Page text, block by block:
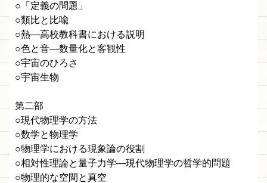
○「定義の問題」
○類比と比喩
○熱—高校教科書における説明
○色と音—数量化と客観性
○宇宙のひろさ
○宇宙生物
第二部
○現代物理学の方法
○数学と物理学
○物理学における現象論の役割
○相対性理論と量子力学—現代物理学の哲学的問題
○物理的な空間と真空